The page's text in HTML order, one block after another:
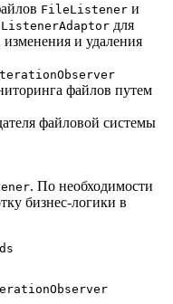
FileListener и
для
и удаления
файлов путем
файловой системы
. По необходимости
бизнес-логики в